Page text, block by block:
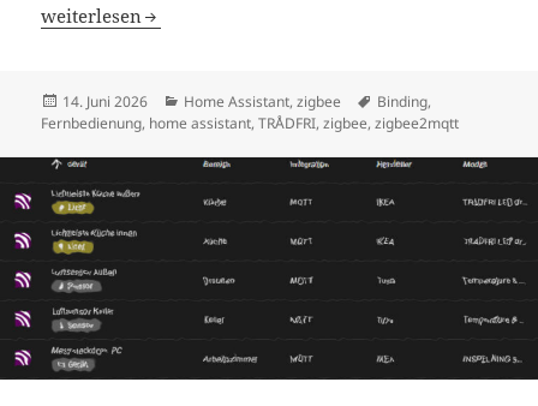
Zigbee2MQTT Fernbedienung mit Lampe Verknüpfen
weiterlesen
Veröffentlicht
am
14. Juni 2026 Kategorien
Home Assistant,zigbee Schlagwörter
Binding,
Fernbedienung, home assistant,TRÅDFRI,zigbee,zigbee2mqtt